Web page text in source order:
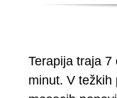
Terapija traja
minut. V težkih